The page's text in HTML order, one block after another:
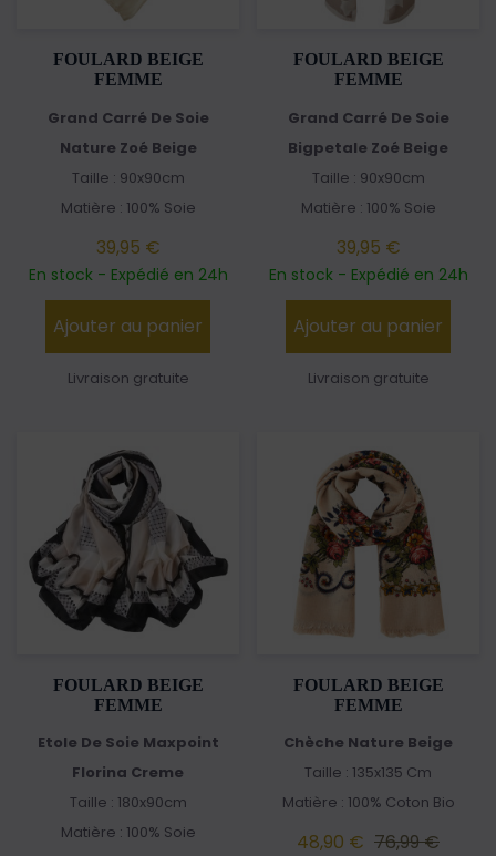
FOULARD BEIGE
FEMME
Grand Carré De Soie
Nature Zoé Beige
Taille : 90x90cm
Matière : 100% Soie
39,95 €
En stock - Expédié en 24h
Ajouter au panier
Livraison gratuite
FOULARD BEIGE
FEMME
Grand Carré De Soie
Bigpetale Zoé Beige
Taille : 90x90cm
Matière : 100% Soie
39,95 €
En stock - Expédié en 24h
Ajouter au panier
Livraison gratuite
FOULARD BEIGE
FEMME
Etole De Soie Maxpoint
Florina Creme
Taille : 180x90cm
Matière : 100% Soie
FOULARD BEIGE
FEMME
Chèche Nature Beige
Taille : 135x135 Cm
Matière : 100% Coton Bio
48,90 € 76,99 €